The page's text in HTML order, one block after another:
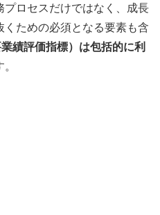
ロセスだけではなく、成長
ための必須となる要素も含
績評価指標）は包括的に利